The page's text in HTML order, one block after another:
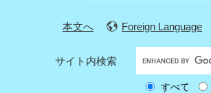
本文へ Foreign Language
サイト内検索
すべて